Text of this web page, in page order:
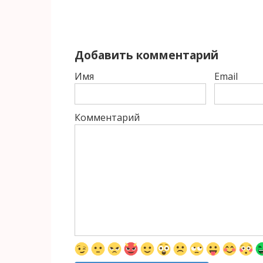
Добавить комментарий
Имя Email
Комментарий